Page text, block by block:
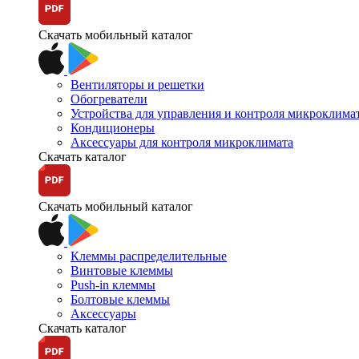
Скачать мобильный каталог
Вентиляторы и решетки
Обогреватели
Устройства для управления и контроля
Кондиционеры
Аксессуары для контроля микроклимата
Скачать каталог
Скачать мобильный каталог
Клеммы распределительные
Винтовые клеммы
Push-in клеммы
Болтовые клеммы
Аксессуары
Скачать каталог